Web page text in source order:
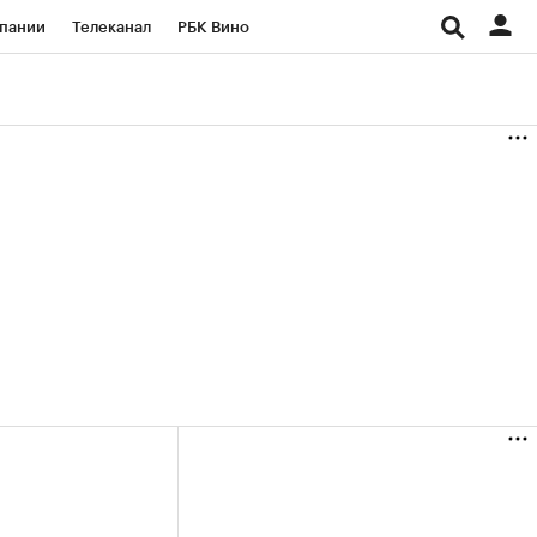
Телеканал РБК Вино